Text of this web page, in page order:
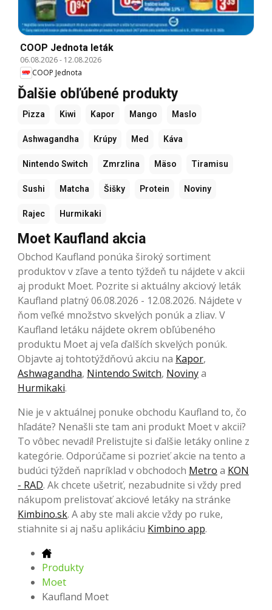
COOP Jednota leták
06.08.2026- 12.08.2026
COOP Jednota
Ďalšie obľúbené produkty
Pizza Kiwi Kapor Mango Maslo
Ashwagandha Krúpy Med Káva
Nintendo Switch Zmrzlina Mäso Tiramisu
Sushi Matcha Šišky Protein Noviny
Rajec Hurmikaki
Moet Kaufland akcia
Obchod Kaufland ponúka široký sortiment
produktov v zľave a tento týždeň tu nájdete v akcii
aj produkt Moet. Pozrite si aktuálny akciový leták
Kaufland platný 06.08.2026 - 12.08.2026. Nájdete v
ňom veľké množstvo skvelých ponúk a zliav. V
Kaufland letáku nájdete okrem obľúbeného
produktu Moet aj veľa ďalších skvelých ponúk.
Objavte aj tohtotýždňovú akciu na Kapor,
Ashwagandha, Nintendo Switch, Novinya
Hurmikaki.
Nie je v aktuálnej ponuke obchodu Kaufland to, čo
hľadáte? Nenašli ste tam ani produkt Moet v akcii?
To vôbec nevadí! Prelistujte si ďalšie letáky online z
kategórie. Odporúčame si pozrieť akcie na tento a
budúci týždeň napríklad v obchodoch Metro a KON
- RAD. Ak chcete ušetriť, nezabudnite si vždy pred
nákupom prelistovať akciové letáky na stránke
Kimbino.sk. A aby ste mali akcie vždy po ruke,
stiahnite si aj našu aplikáciu Kimbino app.
Produkty
Moet
Kaufland Moet